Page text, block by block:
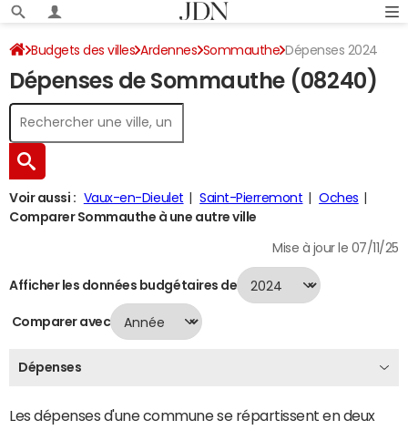
Budgets des villes Ardennes Sommauthe Dépenses 2024
Dépenses de Sommauthe (08240)
Voir aussi : Vaux-en-Dieulet Saint-Pierremont
Oches
Comparer Sommauthe à une autre ville
Mise à jour le 07/11/25
Afficher les données budgétaires de
Comparer avec
Dépenses
Les dépenses d'une commune se répartissent en deux